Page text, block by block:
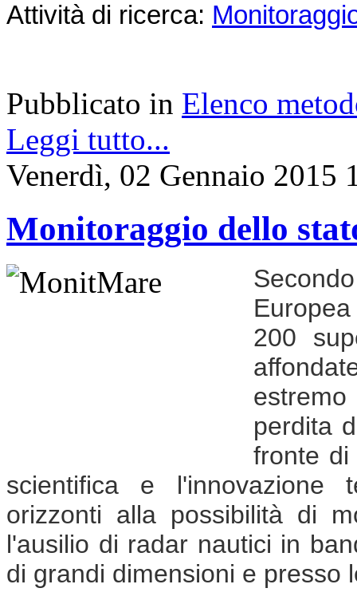
Attività di ricerca:
Pubblicato in Elenco
Leggi tutto...
Venerdì, 02 Gennaio 2015
Monitoraggio dello
200
estremo
perdita
fronte di
scientifica e l'innovazione
orizzonti alla possibilità di
l'ausilio di radar nautici in
di grandi dimensioni e presso